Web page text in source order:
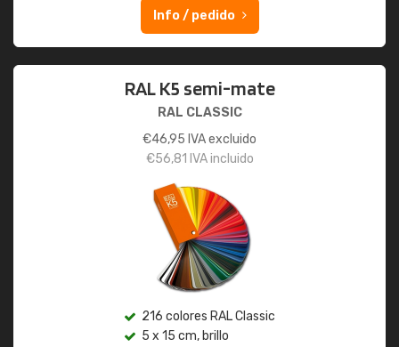
Info / pedido
RAL K5 semi-mate
RAL CLASSIC
€46,95 IVA excluido
€56,81 IVA incluido
216 colores RAL Classic
5 x 15 cm, brillo